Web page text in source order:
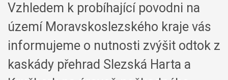
Vzhledem k probíhající povodni na
území Moravskoslezského kraje vás
informujeme o nutnosti zvýšit odtok z
kaskády přehrad Slezská Harta a